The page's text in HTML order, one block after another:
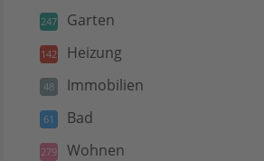
247 Garten
142 Heizung
48 Immobilien
61 Bad
279 Wohnen